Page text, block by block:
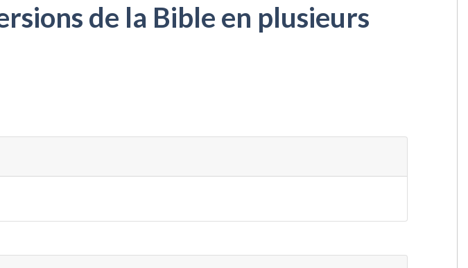
de la Bible en plusieurs